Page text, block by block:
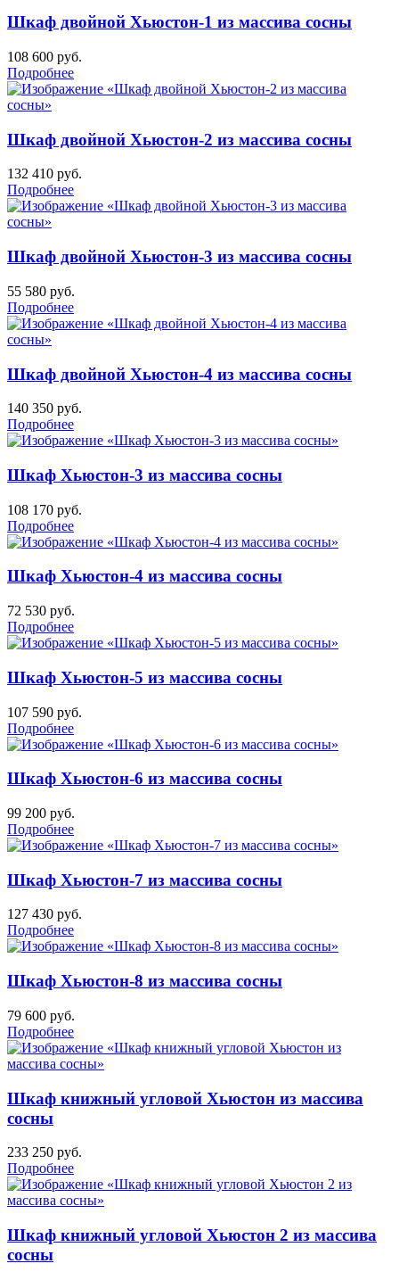
Шкаф двойной Хьюстон-1 из массива сосны
108 600 руб.
Подробнее
Шкаф двойной Хьюстон-2 из массива сосны
132 410 руб.
Подробнее
Шкаф двойной Хьюстон-3 из массива сосны
55 580 руб.
Подробнее
Шкаф двойной Хьюстон-4 из массива сосны
140 350 руб.
Подробнее
Шкаф Хьюстон-3 из массива сосны
108 170 руб.
Подробнее
Шкаф Хьюстон-4 из массива сосны
72 530 руб.
Подробнее
Шкаф Хьюстон-5 из массива сосны
107 590 руб.
Подробнее
Шкаф Хьюстон-6 из массива сосны
99 200 руб.
Подробнее
Шкаф Хьюстон-7 из массива сосны
127 430 руб.
Подробнее
Шкаф Хьюстон-8 из массива сосны
79 600 руб.
Подробнее
Шкаф книжный угловой Хьюстон из массива
сосны
233 250 руб.
Подробнее
Шкаф книжный угловой Хьюстон 2 из массива
сосны